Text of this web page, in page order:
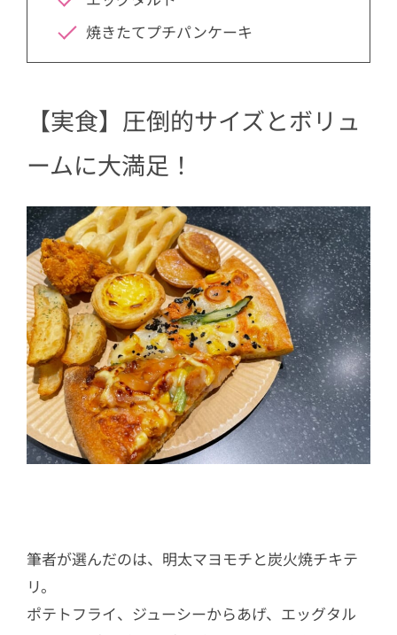
焼きたてプチパンケーキ
【実食】圧倒的サイズとボリュ
ームに大満足！
筆者が選んだのは、明太マヨモチと炭火焼チキテ
リ。
ポテトフライ、ジューシーからあげ、エッグタル